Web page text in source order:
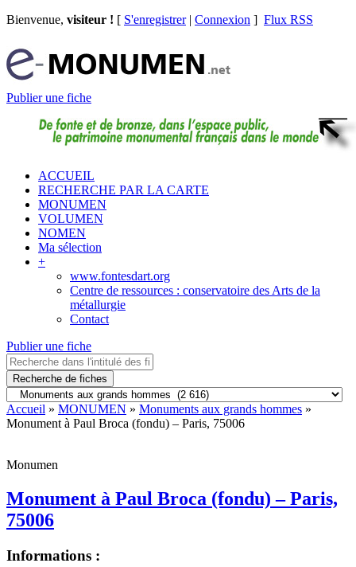
Bienvenue, visiteur ! [ S'enregistrer| Connexion ] Flux RSS
Publier une fiche
ACCUEIL
RECHERCHE PAR LA CARTE
MONUMEN
VOLUMEN
NOMEN
Ma sélection
+
www.fontesdart.org
Centre de ressources : conservatoire des Arts de la
métallurgie
Contact
Publier une fiche
Recherche de fiches
Accueil » MONUMEN » Monuments aux grands hommes »
Monument à Paul Broca (fondu) – Paris, 75006
Monumen
Monument à Paul Broca (fondu) – Paris,
75006
Informations :